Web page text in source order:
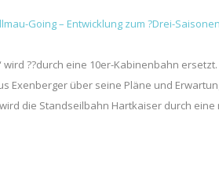
??durch eine 10er-Kabinenbahn ersetzt.
Exenberger über seine Pläne und
die Standseilbahn Hartkaiser durch